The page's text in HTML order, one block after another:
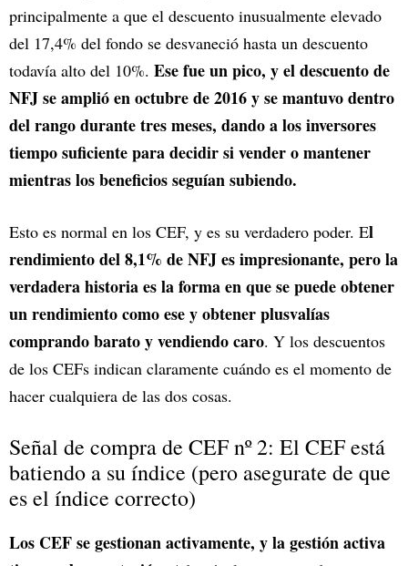
principalmente a que el descuento inusualmente elevado
del 17,4% del fondo se desvaneció hasta un descuento
todavía alto del 10%. Ese fue un pico, y el descuento de
NFJ se amplió en octubre de 2016 y se mantuvo dentro
del rango durante tres meses, dando a los inversores
tiempo suficiente para decidir si vender o mantener
mientras los beneficios seguían subiendo.
Esto es normal en los CEF, y es su verdadero poder. El
rendimiento del 8,1% de NFJ es impresionante, pero la
verdadera historia es la forma en que se puede obtener
un rendimiento como ese y obtener plusvalías
comprando barato y vendiendo caro. Y los descuentos
de los CEFs indican claramente cuándo es el momento de
hacer cualquiera de las dos cosas.
Señal de compra de CEF nº 2: El CEF está
batiendo a su índice (pero asegurate de que
es el índice correcto)
Los CEF se gestionan activamente, y la gestión activa